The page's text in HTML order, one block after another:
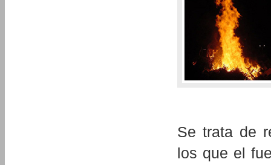
Se trata de
los que el